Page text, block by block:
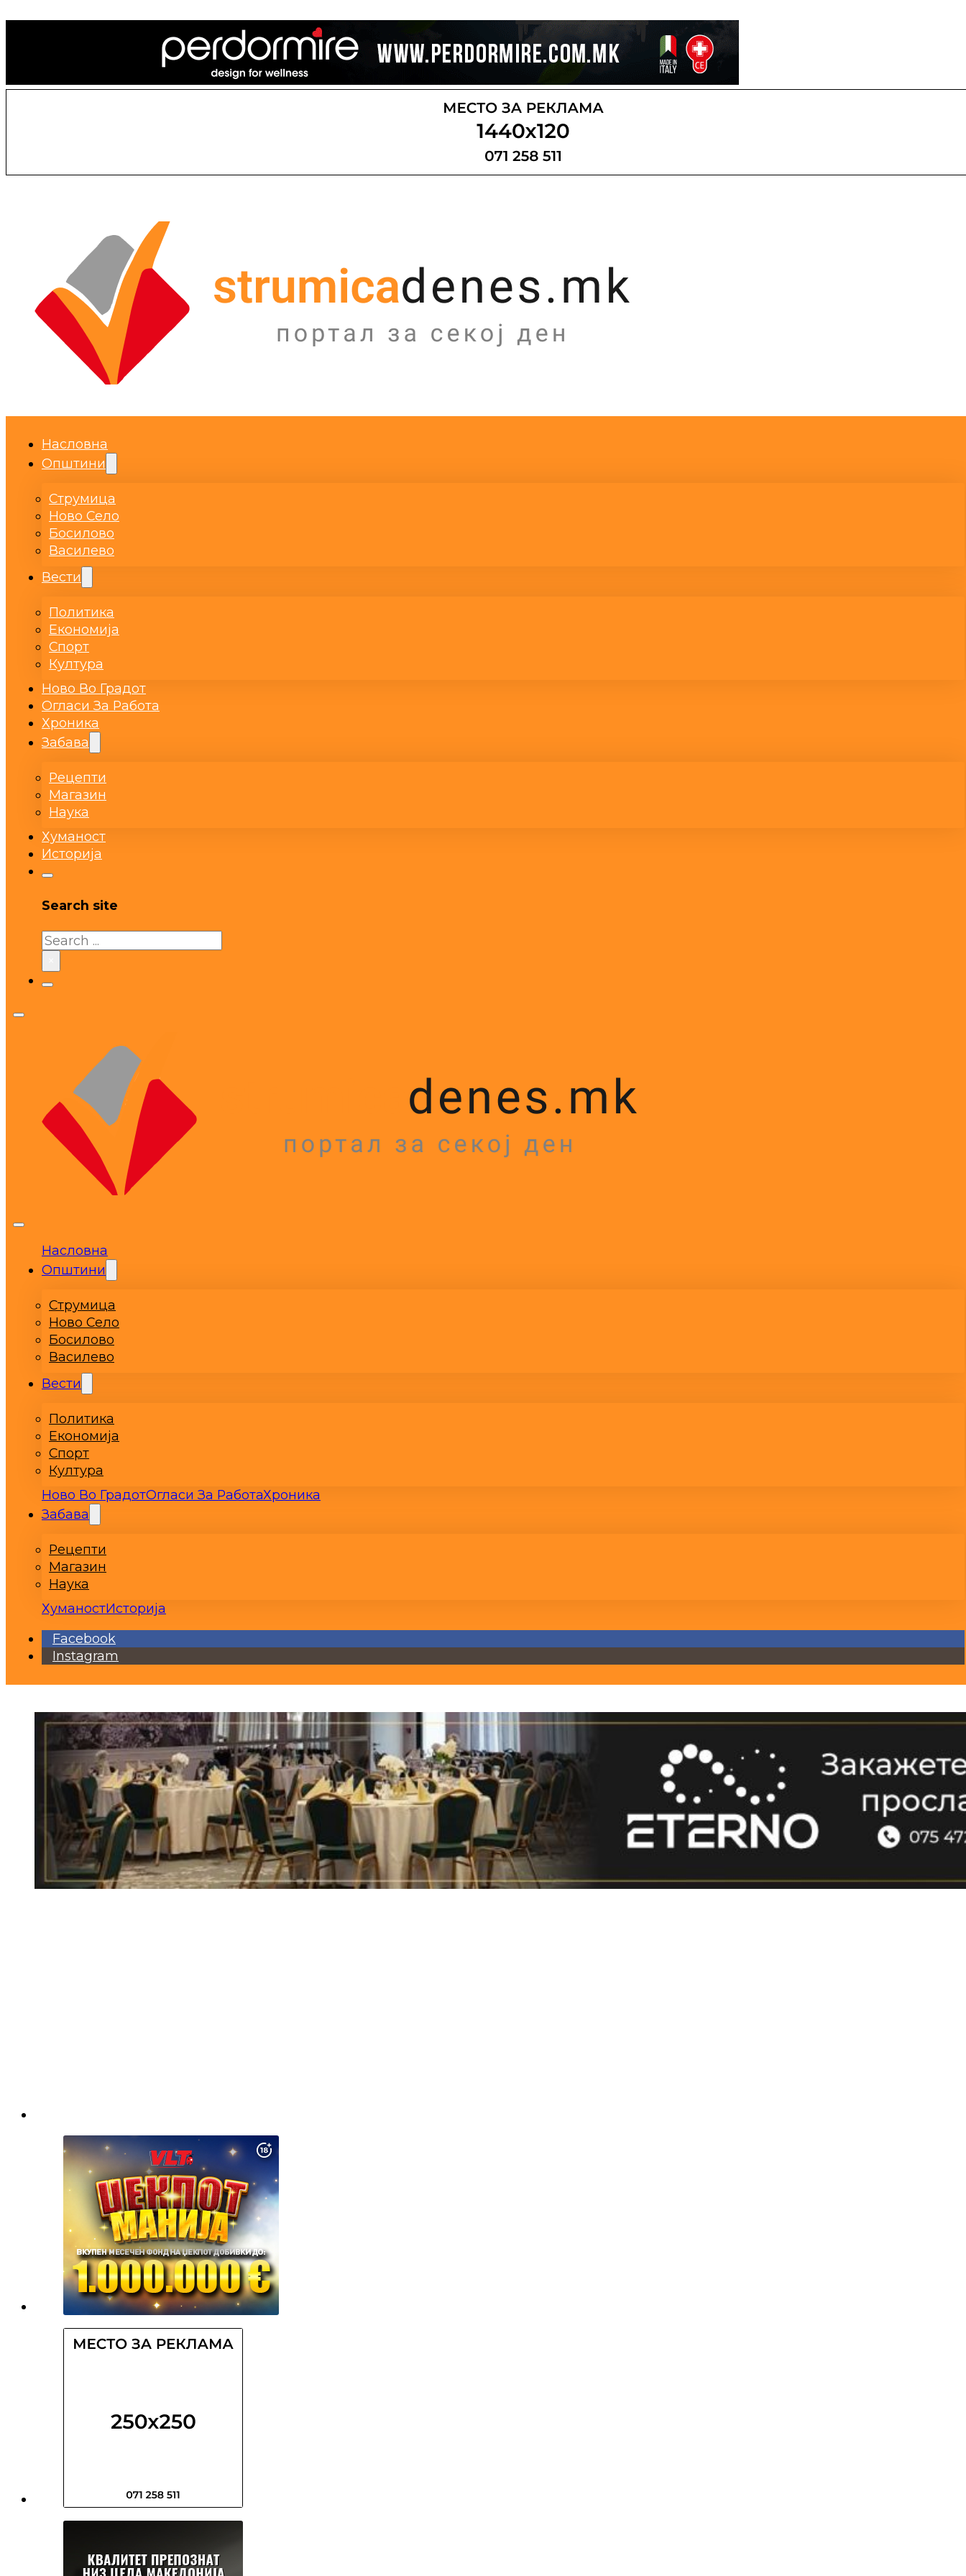
Насловна
Општини
Струмица
Ново Село
Босилово
Василево
Вести
Политика
Економија
Спорт
Култура
Ново Во Градот
Огласи За Работа
Хроника
Забава
Рецепти
Магазин
Наука
Хуманост
Историја
Search site
Search
Насловна
Општини
Струмица
Ново Село
Босилово
Василево
Вести
Политика
Економија
Спорт
Култура
Ново Во ГрадотОгласи За РаботаХроника
Забава
Рецепти
Магазин
Наука
ХуманостИсторија
Facebook
Instagram